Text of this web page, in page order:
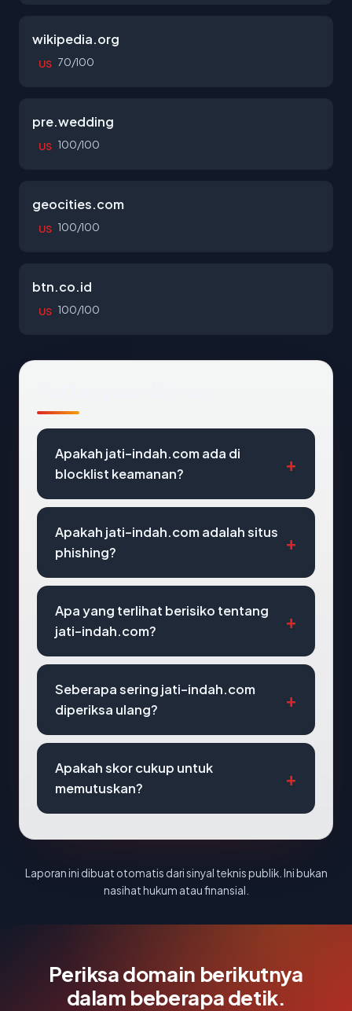
wikipedia.org
US 70/100
pre.wedding
US 100/100
geocities.com
US 100/100
btn.co.id
US 100/100
Apakah jati-indah.com ada di
blocklist keamanan?
Apakah jati-indah.com adalah situs
phishing?
Apa yang terlihat berisiko tentang
jati-indah.com?
Seberapa sering jati-indah.com
diperiksa ulang?
Apakah skor cukup untuk
memutuskan?
Laporan ini dibuat otomatis dari sinyal teknis publik. Ini bukan
nasihat hukum atau finansial.
Periksa domain berikutnya
dalam beberapa detik.